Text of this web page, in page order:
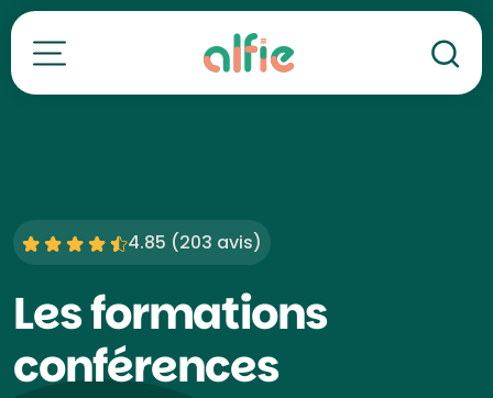
Toutes nos formations
4.85 (203 avis)
Les formations
conférences